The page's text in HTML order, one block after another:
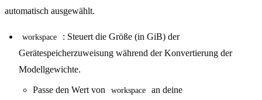
automatisch ausgewählt.
workspace
: Steuert die Größe (in GiB) der
Gerätespeicherzuweisung während der Konvertierung der
Modellgewichte.
Passe den Wert von workspace
an deine